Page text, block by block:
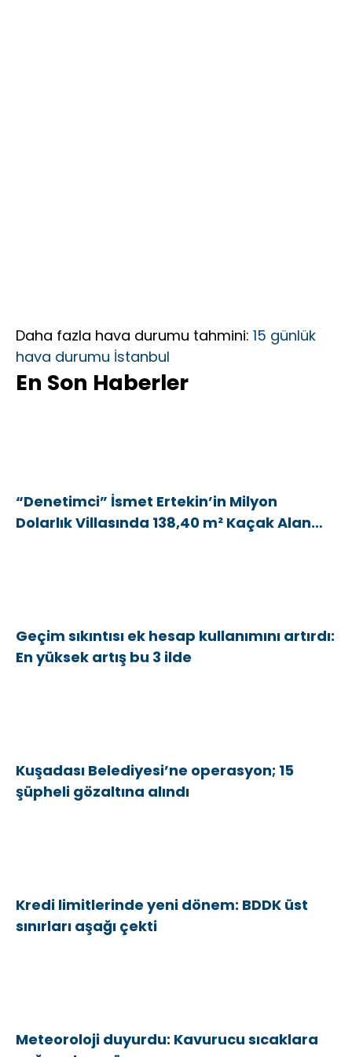
Daha fazla hava durumu tahmini: 15 günlük
hava durumu İstanbul
En Son Haberler
“Denetimci” İsmet Ertekin’in Milyon
Dolarlık Villasında 138,40 m² Kaçak Alan
Geçim sıkıntısı ek hesap kullanımını artırdı:
En yüksek artış bu 3 ilde
Kuşadası Belediyesi’ne operasyon; 15
şüpheli gözaltına alındı
Kredi limitlerinde yeni dönem: BDDK üst
sınırları aşağı çekti
Meteoroloji duyurdu: Kavurucu sıcaklara